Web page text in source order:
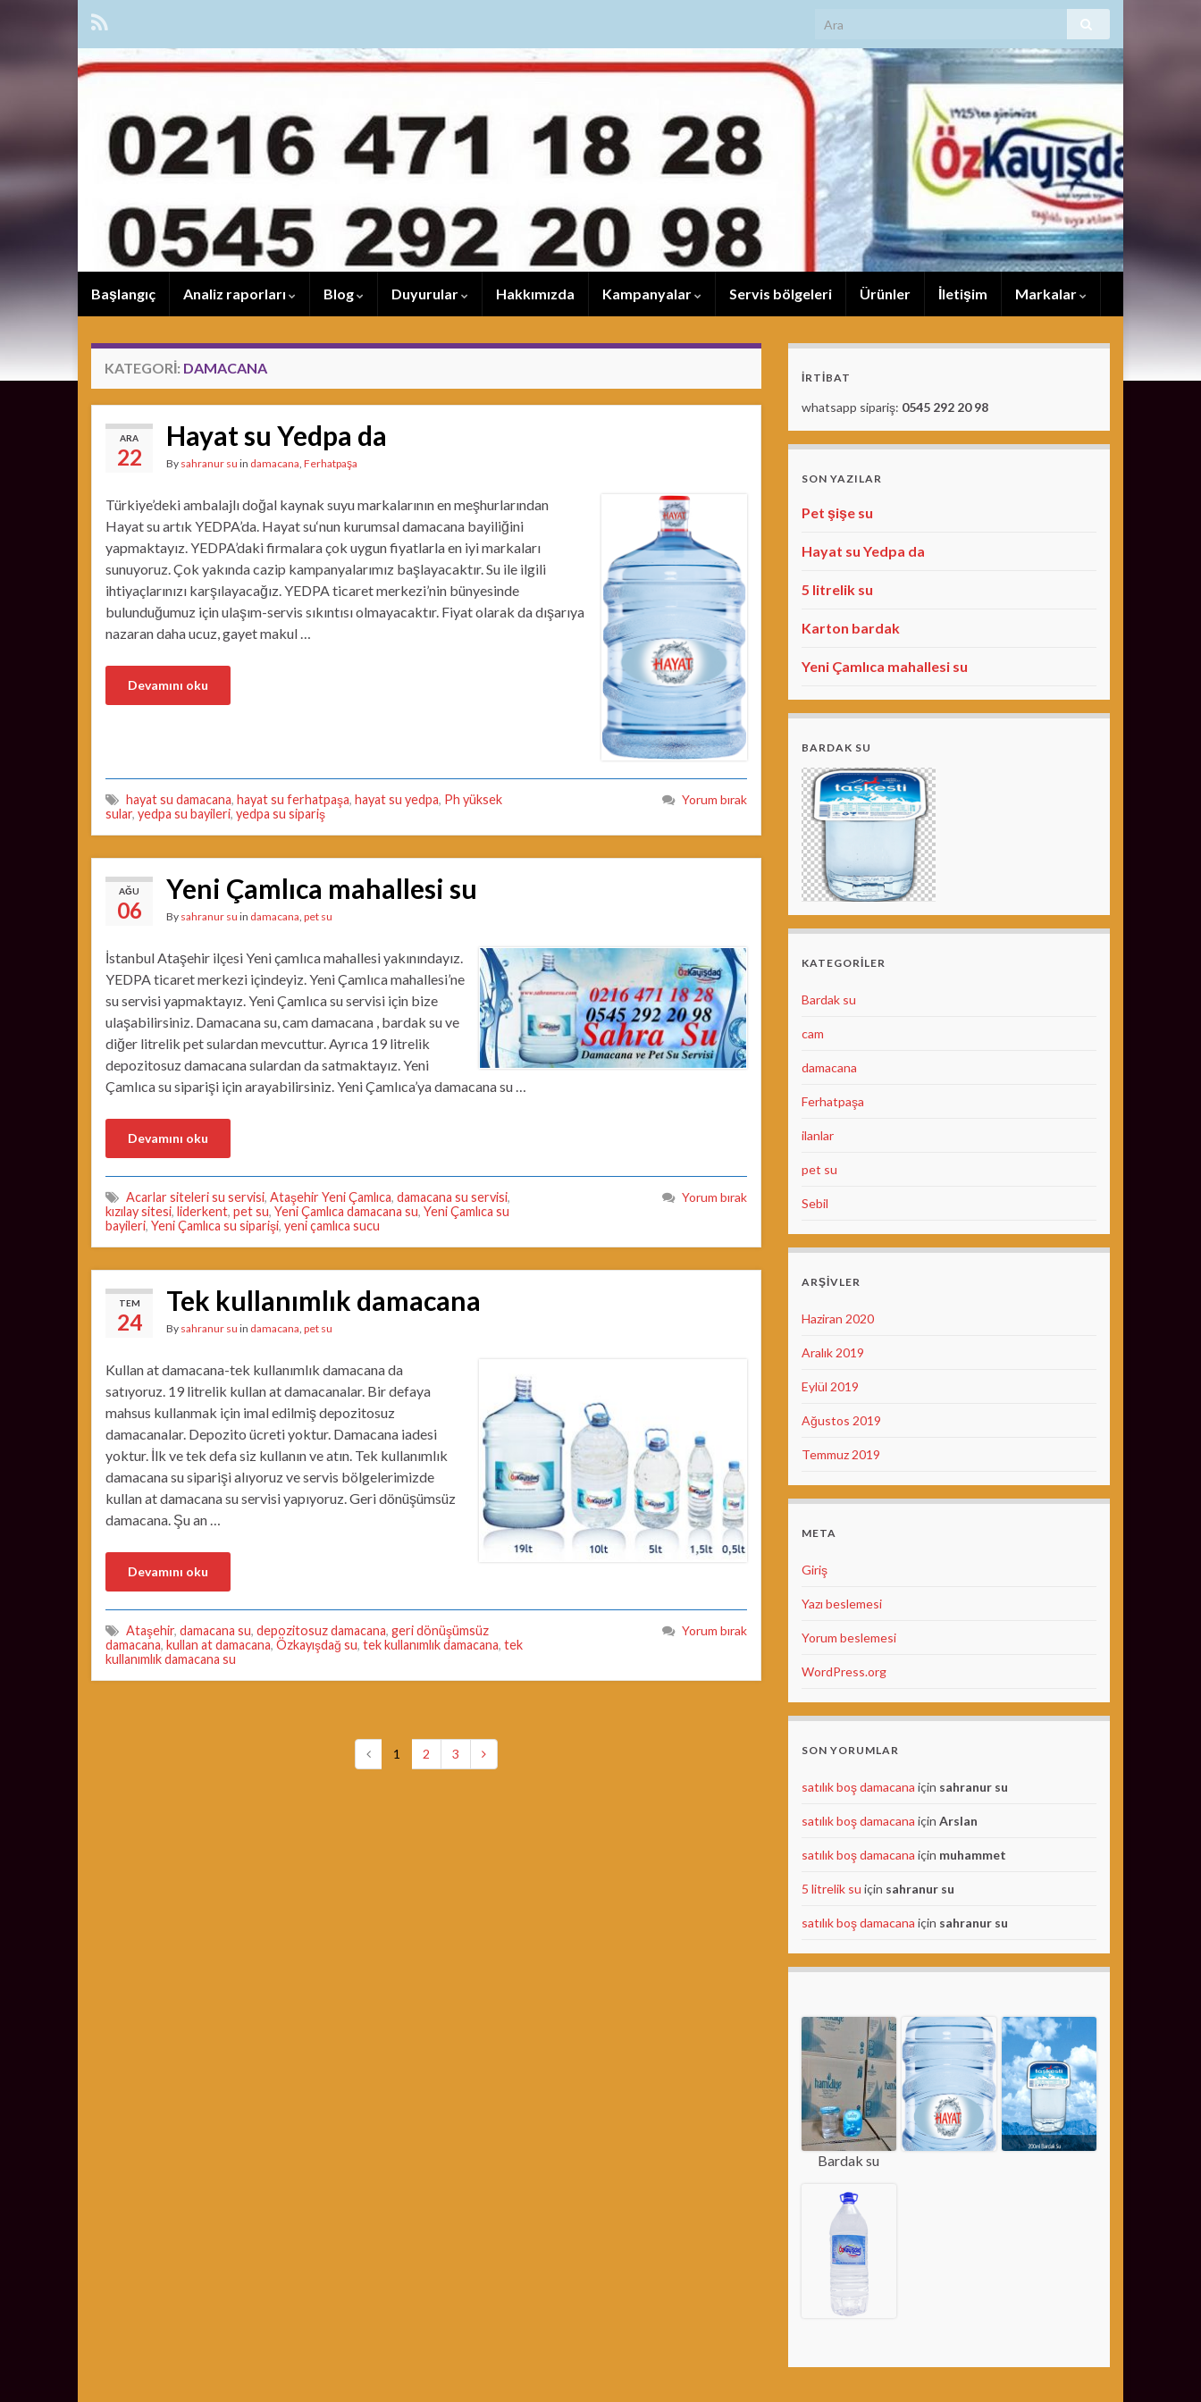
Başlangıç Analiz raporları Blog Duyurular Hakkımızda Kampanyalar Servis bölgeleri Ürünler İletişim Markalar
KATEGORI: DAMACANA
ARA
22
Hayat su Yedpa da
By sahranur su in damacana, Ferhatpaşa
Türkiye’deki ambalajlı doğal kaynak suyu markalarının en meşhurlarından
Hayat su artık YEDPA’da. Hayat su‘nun kurumsal damacana bayiliğini
yapmaktayız. YEDPA’daki firmalara çok uygun fiyatlarla en iyi markaları
sunuyoruz. Çok yakında cazip kampanyalarımız başlayacaktır. Su ile ilgili
ihtiyaçlarınızı karşılayacağız. YEDPA ticaret merkezi’nin bünyesinde
bulunduğumuz için ulaşım-servis sıkıntısı olmayacaktır. Fiyat olarak da dışarıya
nazaran daha ucuz, gayet makul …
Devamını oku
hayat su damacana, hayat su ferhatpaşa, hayat su yedpa, Ph yüksek
sular, yedpa su bayileri, yedpa su sipariş
Yorum bırak
AĞU
06
Yeni Çamlıca mahallesi su
By sahranur su in damacana, pet su
İstanbul Ataşehir ilçesi Yeni çamlıca mahallesi yakınındayız.
YEDPA ticaret merkezi içindeyiz. Yeni Çamlıca mahallesi’ne
su servisi yapmaktayız. Yeni Çamlıca su servisi için bize
ulaşabilirsiniz. Damacana su, cam damacana , bardak su ve
diğer litrelik pet sulardan mevcuttur. Ayrıca 19 litrelik
depozitosuz damacana sulardan da satmaktayız. Yeni
Çamlıca su siparişi için arayabilirsiniz. Yeni Çamlıca’ya damacana su …
Devamını oku
Acarlar siteleri su servisi, Ataşehir Yeni Çamlıca, damacana su servisi,
kızılay sitesi, liderkent, pet su, Yeni Çamlıca damacana su, Yeni Çamlıca su
bayileri, Yeni Çamlıca su siparişi, yeni çamlıca sucu
Yorum bırak
TEM
24
Tek kullanımlık damacana
By sahranur su in damacana, pet su
Kullan at damacana-tek kullanımlık damacana da
satıyoruz. 19 litrelik kullan at damacanalar. Bir defaya
mahsus kullanmak için imal edilmiş depozitosuz
damacanalar. Depozito ücreti yoktur. Damacana iadesi
yoktur. İlk ve tek defa siz kullanın ve atın. Tek kullanımlık
damacana su siparişi alıyoruz ve servis bölgelerimizde
kullan at damacana su servisi yapıyoruz. Geri dönüşümsüz
damacana. Şu an …
Devamını oku
Ataşehir, damacana su, depozitosuz damacana, geri dönüşümsüz
damacana, kullan at damacana, Özkayışdağ su, tek kullanımlık damacana, tek
kullanımlık damacana su
Yorum bırak
1 2 3
İRTİBAT
whatsapp sipariş: 0545 292 20 98
SON YAZILAR
Pet şişe su
Hayat su Yedpa da
5 litrelik su
Karton bardak
Yeni Çamlıca mahallesi su
BARDAK SU
KATEGORILER
Bardak su
cam
damacana
Ferhatpaşa
ilanlar
pet su
Sebil
ARŞIVLER
Haziran 2020
Aralık 2019
Eylül 2019
Ağustos 2019
Temmuz 2019
META
Giriş
Yazı beslemesi
Yorum beslemesi
WordPress.org
SON YORUMLAR
satılık boş damacana için sahranur su
satılık boş damacana için Arslan
satılık boş damacana için muhammet
5 litrelik su için sahranur su
satılık boş damacana için sahranur su
Bardak su